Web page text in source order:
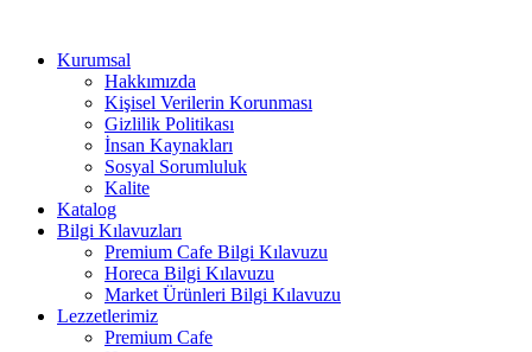
Kurumsal
Hakkımızda
Kişisel Verilerin Korunması
Gizlilik Politikası
İnsan Kaynakları
Sosyal Sorumluluk
Kalite
Katalog
Bilgi Kılavuzları
Premium Cafe Bilgi Kılavuzu
Horeca Bilgi Kılavuzu
Market Ürünleri Bilgi Kılavuzu
Lezzetlerimiz
Premium Cafe